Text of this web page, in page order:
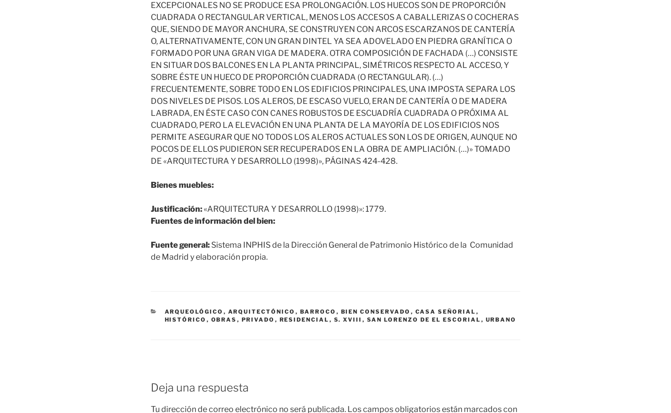
EXCEPCIONALES NO SE PRODUCE ESA PROLONGACIÓN. LOS HUECOS SON DE PROPORCIÓN
CUADRADA O RECTANGULAR VERTICAL, MENOS LOS ACCESOS A CABALLERIZAS O COCHERAS
QUE, SIENDO DE MAYOR ANCHURA, SE CONSTRUYEN CON ARCOS ESCARZANOS DE CANTERÍA
O, ALTERNATIVAMENTE, CON UN GRAN DINTEL YA SEA ADOVELADO EN PIEDRA GRANÍTICA O
FORMADO POR UNA GRAN VIGA DE MADERA. OTRA COMPOSICIÓN DE FACHADA (…) CONSISTE
EN SITUAR DOS BALCONES EN LA PLANTA PRINCIPAL, SIMÉTRICOS RESPECTO AL ACCESO, Y
SOBRE ÉSTE UN HUECO DE PROPORCIÓN CUADRADA (O RECTANGULAR). (…)
FRECUENTEMENTE, SOBRE TODO EN LOS EDIFICIOS PRINCIPALES, UNA IMPOSTA SEPARA LOS
DOS NIVELES DE PISOS. LOS ALEROS, DE ESCASO VUELO, ERAN DE CANTERÍA O DE MADERA
LABRADA, EN ÉSTE CASO CON CANES ROBUSTOS DE ESCUADRÍA CUADRADA O PRÓXIMA AL
CUADRADO, PERO LA ELEVACIÓN EN UNA PLANTA DE LA MAYORÍA DE LOS EDIFICIOS NOS
PERMITE ASEGURAR QUE NO TODOS LOS ALEROS ACTUALES SON LOS DE ORIGEN, AUNQUE NO
POCOS DE ELLOS PUDIERON SER RECUPERADOS EN LA OBRA DE AMPLIACIÓN. (…)» TOMADO
DE «ARQUITECTURA Y DESARROLLO (1998)», PÁGINAS 424-428.
Bienes muebles:
Justificación:«ARQUITECTURA Y DESARROLLO (1998)»: 1779.
Fuentes de información del bien:
Fuente general: Sistema INPHIS de la Dirección General de Patrimonio Histórico de la Comunidad
de Madrid y elaboración propia.
CATEGORÍAS
ARQUEOLÓGICO , ARQUITECTÓNICO , BARROCO , BIEN CONSERVADO , CASA SEÑORIAL ,
HISTÓRICO , OBRAS , PRIVADO , RESIDENCIAL , S. XVIII , SAN LORENZO DE EL ESCORIAL , URBANO
Deja una respuesta
Tu dirección de correo electrónico no será publicada. Los campos obligatorios están marcados con